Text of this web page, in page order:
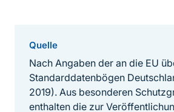
Quelle
Nach Angaben der an die EU
Standarddatenbögen
2019). Aus besonderen
enthalten die zur